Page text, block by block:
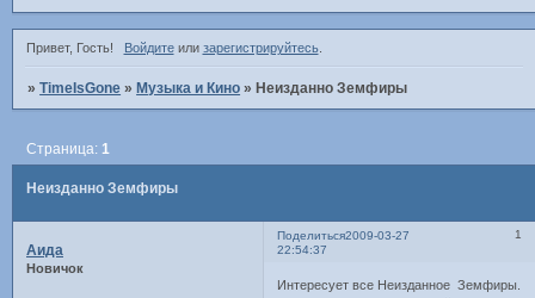
Привет, Гость! Войдитеили зарегистрируйтесь.
»TimeIsGone »Музыка и Кино »Неизданно Земфиры
Неизданно Земфиры
Страница:1
Поделиться 1
2009-03-27
22:54:37
Аида
Новичок
Интересует все Неизданное Земфиры.